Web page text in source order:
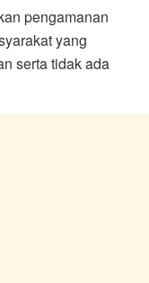
pengamanan
yang
serta tidak ada